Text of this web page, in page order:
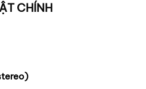
CHÍNH